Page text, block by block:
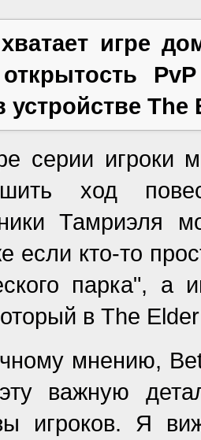
игре
устройстве
серии игроки
ход
Тамриэля
если кто-то
парка", а
в The
мнению,
важную
игроков. Я